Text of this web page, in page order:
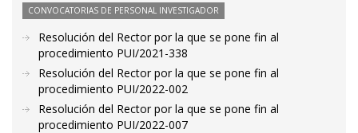
CONVOCATORIAS DE PERSONAL INVESTIGADOR
Resolución del Rector por la que se pone fin al
procedimiento PUI/2021-338
Resolución del Rector por la que se pone fin al
procedimiento PUI/2022-002
Resolución del Rector por la que se pone fin al
procedimiento PUI/2022-007